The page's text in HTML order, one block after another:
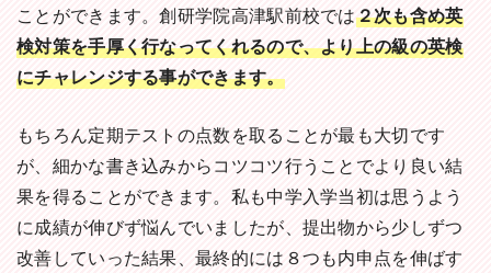
ことができます。創研学院高津駅前校では２次も含め英
検対策を手厚く行なってくれるので、より上の級の英検
にチャレンジする事ができます。
もちろん定期テストの点数を取ることが最も大切です
が、細かな書き込みからコツコツ行うことでより良い結
果を得ることができます。私も中学入学当初は思うよう
に成績が伸びず悩んでいましたが、提出物から少しずつ
改善していった結果、最終的には８つも内申点を伸ばす